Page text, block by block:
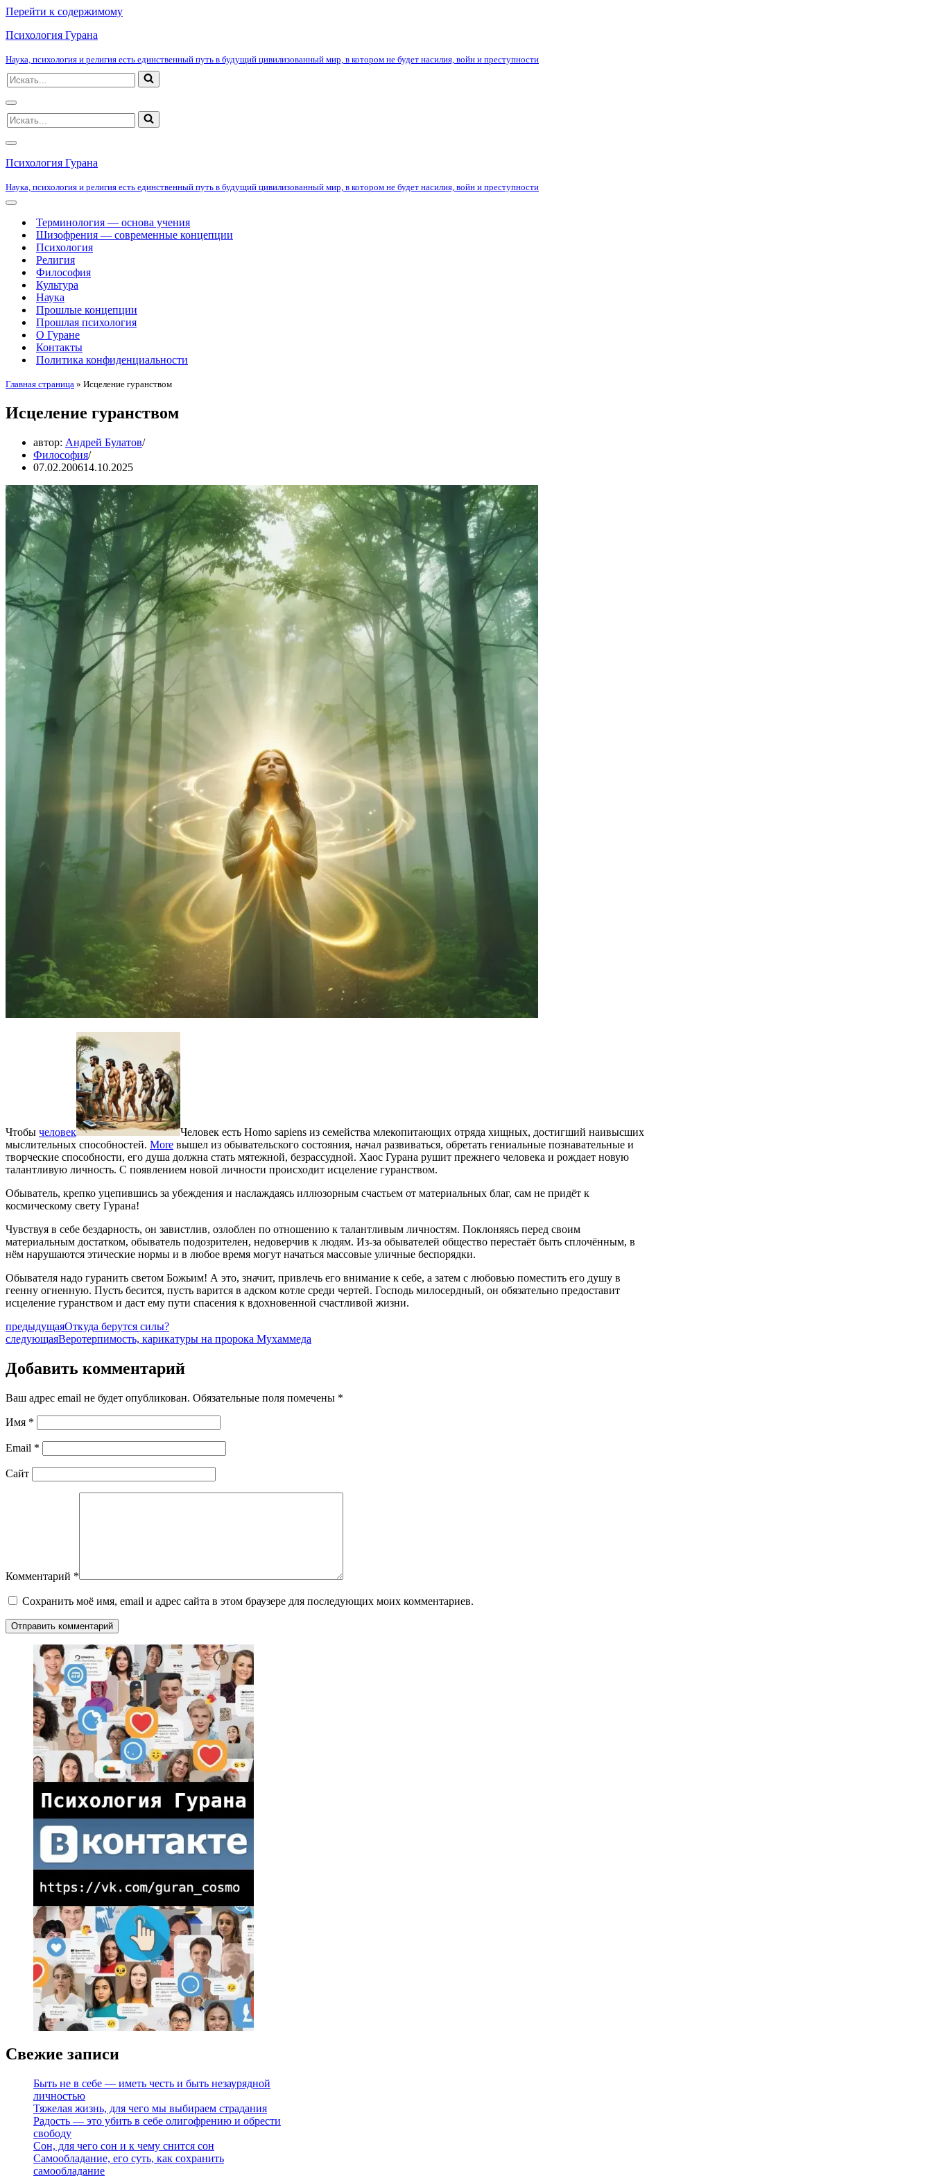
Перейти к содержимому
Психология Гурана
Наука, психология и религия есть единственный путь в будущий цивилизованный мир, в котором не будет насилия, войн и преступности
Искать...
Меню
навигации
Искать...
Меню
навигации
Психология Гурана
Наука, психология и религия есть единственный путь в будущий цивилизованный мир, в котором не будет насилия, войн и преступности
Меню
навигацииТерминология — основа учения
Шизофрения — современные концепции
Психология
Религия
Философия
Культура
Наука
Прошлые концепции
Прошлая психология
О Гуране
Контакты
Политика конфиденциальности
Главная страница » Исцеление гуранством
Исцеление гуранством
автор: Андрей Булатов
Философия
07.02.200614.10.2025
Чтобы человек
Человек есть Homo sapiens из семейства млекопитающих отряда хищных, достигший наивысших
мыслительных способностей. More вышел из обывательского состояния, начал развиваться, обретать гениальные познавательные и
творческие способности, его душа должна стать мятежной, безрассудной. Хаос Гурана рушит прежнего человека и рождает новую
талантливую личность. С появлением новой личности происходит исцеление гуранством.
Обыватель, крепко уцепившись за убеждения и наслаждаясь иллюзорным счастьем от материальных благ, сам не придёт к
космическому свету Гурана!
Чувствуя в себе бездарность, он завистлив, озлоблен по отношению к талантливым личностям. Поклоняясь перед своим
материальным достатком, обыватель подозрителен, недоверчив к людям. Из-за обывателей общество перестаёт быть сплочённым, в
нём нарушаются этические нормы и в любое время могут начаться массовые уличные беспорядки.
Обывателя надо гуранить светом Божьим! А это, значит, привлечь его внимание к себе, а затем с любовью поместить его душу в
геенну огненную. Пусть бесится, пусть варится в адском котле среди чертей. Господь милосердный, он обязательно предоставит
исцеление гуранством и даст ему пути спасения к вдохновенной счастливой жизни.
предыдущаяОткуда берутся силы?
следующаяВеротерпимость, карикатуры на пророка Мухаммеда
Добавить комментарий
Ваш адрес email не будет опубликован. Обязательные поля помечены *
Имя *
Email *
Сайт
Комментарий *
Сохранить моё имя, email и адрес сайта в этом браузере для последующих моих комментариев.
Свежие записи
Быть не в себе — иметь честь и быть незаурядной
личностью
Тяжелая жизнь, для чего мы выбираем страдания
Радость — это убить в себе олигофрению и обрести
свободу
Сон, для чего сон и к чему снится сон
Самообладание, его суть, как сохранить
самообладание